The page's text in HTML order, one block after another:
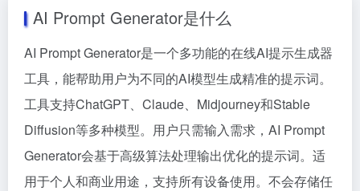
AI Prompt Generator是什么
AI Prompt Generator是一个多功能的在线AI提示生成器
工具，能帮助用户为不同的AI模型生成精准的提示词。
工具支持ChatGPT、Claude、Midjourney和Stable
Diffusion等多种模型。用户只需输入需求，AI Prompt
Generator会基于高级算法处理输出优化的提示词。适
用于个人和商业用途，支持所有设备使用。不会存储任